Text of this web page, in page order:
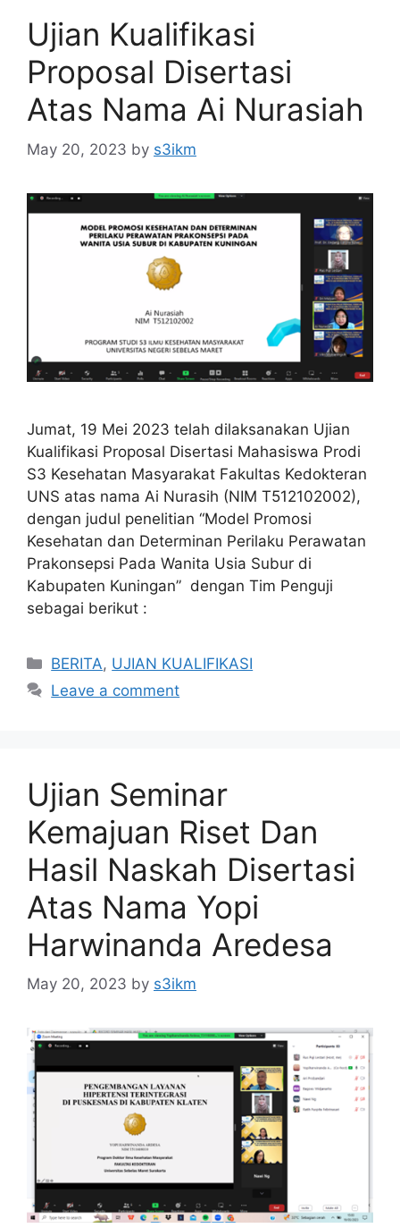
Ujian Kualifikasi
Proposal Disertasi
Atas Nama Ai Nurasiah
May 20, 2023 by s3ikm
Jumat, 19 Mei 2023 telah dilaksanakan Ujian
Kualifikasi Proposal Disertasi Mahasiswa Prodi
S3 Kesehatan Masyarakat Fakultas Kedokteran
UNS atas nama Ai Nurasih (NIM T512102002),
dengan judul penelitian “Model Promosi
Kesehatan dan Determinan Perilaku Perawatan
Prakonsepsi Pada Wanita Usia Subur di
Kabupaten Kuningan” dengan Tim Penguji
sebagai berikut :
Categories
BERITA, UJIAN KUALIFIKASI
Leave a comment
Ujian Seminar
Kemajuan Riset Dan
Hasil Naskah Disertasi
Atas Nama Yopi
Harwinanda Aredesa
May 20, 2023 by s3ikm